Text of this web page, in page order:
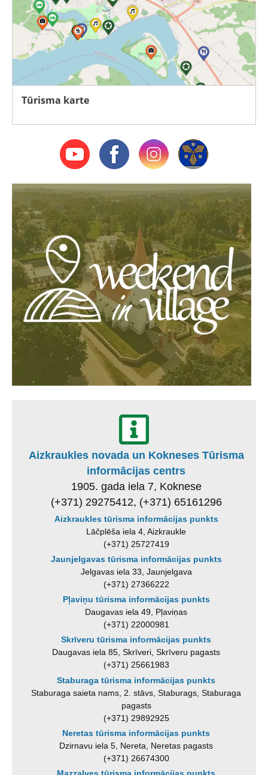
Tūrisma karte
Aizkraukles novada un Kokneses Tūrisma
informācijas centrs
1905. gada iela 7, Koknese
(+371) 29275412, (+371) 65161296
Aizkraukles tūrisma informācijas punkts
Lāčplēša iela 4, Aizkraukle
(+371) 25727419
Jaunjelgavas tūrisma informācijas punkts
Jelgavas iela 33, Jaunjelgava
(+371) 27366222
Pļaviņu tūrisma informācijas punkts
Daugavas iela 49, Pļaviņas
(+371) 22000981
Skrīveru tūrisma informācijas punkts
Daugavas iela 85, Skrīveri, Skrīveru pagasts
(+371) 25661983
Staburaga tūrisma informācijas punkts
Staburaga saieta nams, 2. stāvs, Staburags, Staburaga
pagasts
(+371) 29892925
Neretas tūrisma informācijas punkts
Dzirnavu iela 5, Nereta, Neretas pagasts
(+371) 26674300